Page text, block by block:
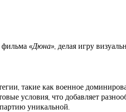
фильма «Дюна», делая игру
такие как военное
условия, что добавляет
уникальной.